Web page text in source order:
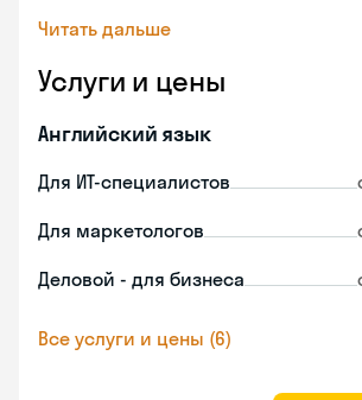
Читать дальше
Услуги и цены
Английский язык
Для ИТ-специалистов
Для маркетологов
Деловой - для бизнеса
Все услуги и цены (6)